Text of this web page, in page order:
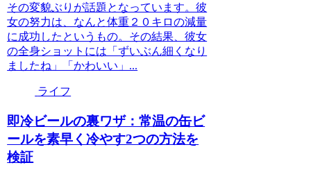
その変貌ぶりが話題となっています。彼
女の努力は、なんと体重２０キロの減量
に成功したというもの。その結果、彼女
の全身ショットには「ずいぶん細くなり
ましたね」「かわいい」...
ライフ
即冷ビールの裏ワザ：常温の缶ビ
ールを素早く冷やす2つの方法を
検証